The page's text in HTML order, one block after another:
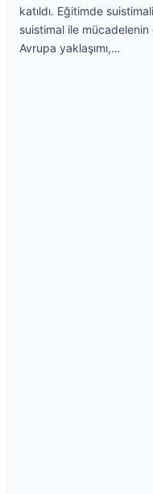
katıldı. Eğitimde
suistimal ile
Avrupa yaklaşımı,…